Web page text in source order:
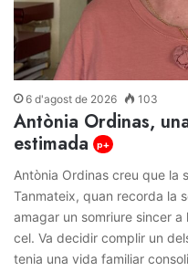
6 d'agost de 2026 103
Antònia Ordinas,
estimada
p+
Antònia Ordinas creu que la
Tanmateix, quan recorda la
amagar un somriure sincer
cel. Va decidir complir un
tenia una vida familiar